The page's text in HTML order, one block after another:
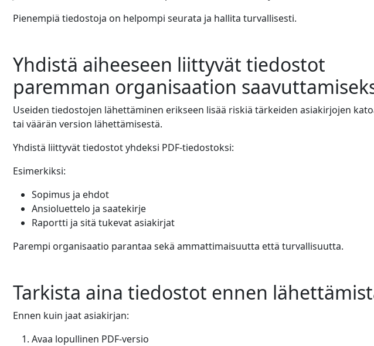
Pienempiä tiedostoja on helpompi seurata ja hallita turvallisesti.
Yhdistä aiheeseen liittyvät tiedostot
paremman organisaation
Useiden tiedostojen lähettäminen erikseen lisää riskiä tärkeiden asiakirjojen
tai väärän version lähettämisestä.
Yhdistä liittyvät tiedostot yhdeksi PDF-tiedostoksi:
Esimerkiksi:
Sopimus ja ehdot
Ansioluettelo ja saatekirje
Raportti ja sitä tukevat asiakirjat
Parempi organisaatio parantaa sekä ammattimaisuutta että turvallisuutta.
Tarkista aina tiedostot ennen
Ennen kuin jaat asiakirjan:
Avaa lopullinen PDF-versio